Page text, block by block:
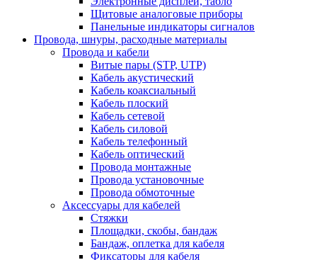
Щитовые аналоговые приборы
Панельные индикаторы сигналов
Провода, шнуры, расходные материалы
Провода и кабели
Витые пары (STP, UTP)
Кабель акустический
Кабель коаксиальный
Кабель плоский
Кабель сетевой
Кабель силовой
Кабель телефонный
Кабель оптический
Провода монтажные
Провода установочные
Провода обмоточные
Аксессуары для кабелей
Стяжки
Площадки, скобы, бандаж
Бандаж, оплетка для кабеля
Фиксаторы для кабеля